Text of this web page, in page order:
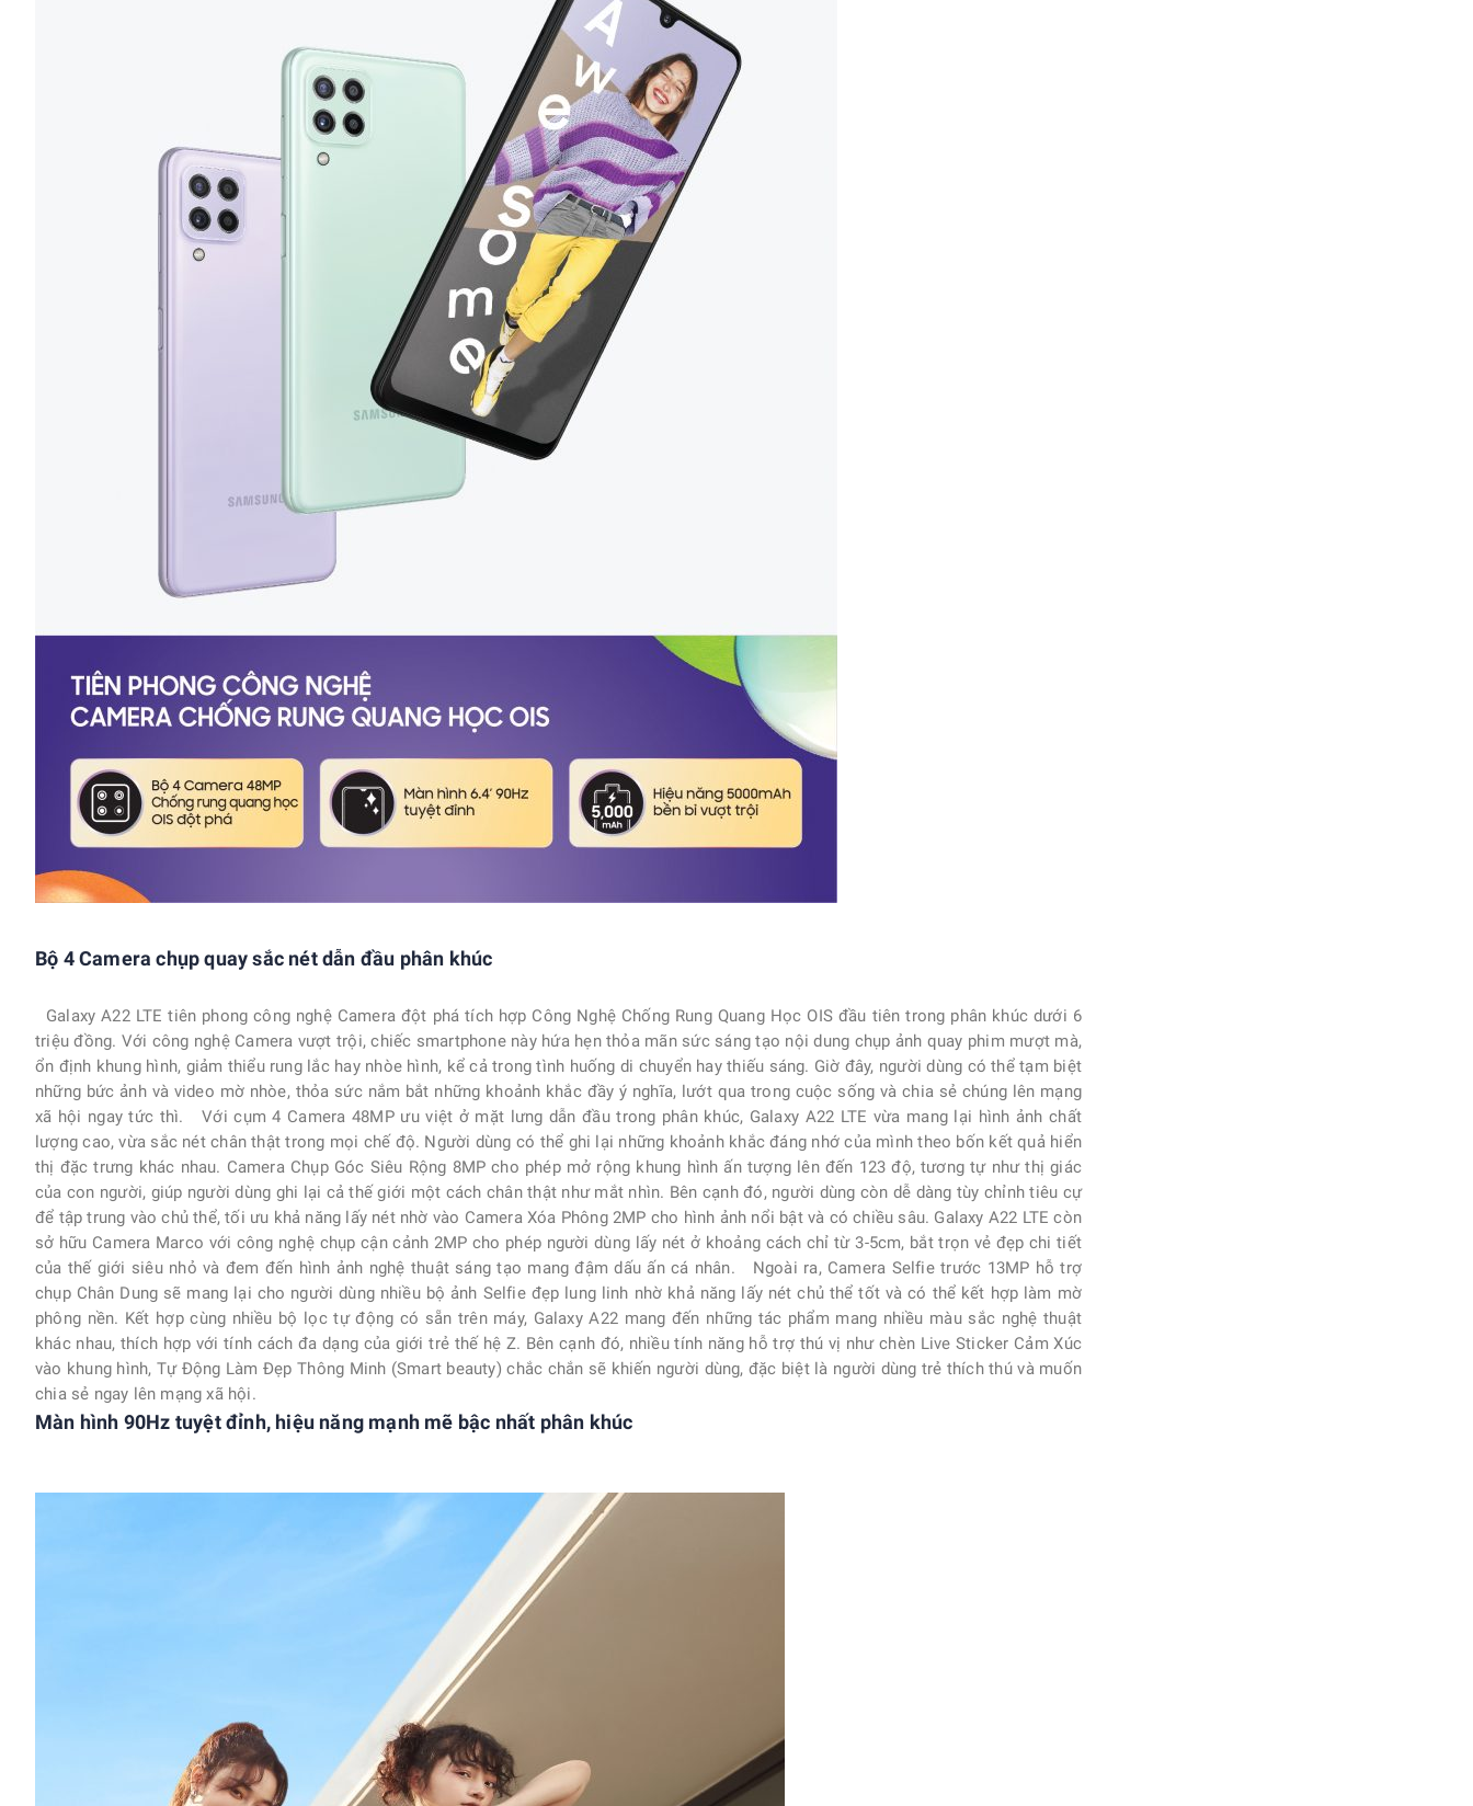
Bộ 4 Camera chụp quay sắc nét dẫn đầu phân khúc
Galaxy A22 LTE tiên phong công nghệ Camera đột phá tích hợp Công Nghệ Chống Rung Quang Học OIS đầu tiên trong phân khúc dưới 6
triệu đồng. Với công nghệ Camera vượt trội, chiếc smartphone này hứa hẹn thỏa mãn sức sáng tạo nội dung chụp ảnh quay phim mượt mà,
ổn định khung hình, giảm thiểu rung lắc hay nhòe hình, kể cả trong tình huống di chuyển hay thiếu sáng. Giờ đây, người dùng có thể tạm biệt
những bức ảnh và video mờ nhòe, thỏa sức nắm bắt những khoảnh khắc đầy ý nghĩa, lướt qua trong cuộc sống và chia sẻ chúng lên mạng
xã hội ngay tức thì. Với cụm 4 Camera 48MP ưu việt ở mặt lưng dẫn đầu trong phân khúc, Galaxy A22 LTE vừa mang lại hình ảnh chất
lượng cao, vừa sắc nét chân thật trong mọi chế độ. Người dùng có thể ghi lại những khoảnh khắc đáng nhớ của mình theo bốn kết quả hiển
thị đặc trưng khác nhau. Camera Chụp Góc Siêu Rộng 8MP cho phép mở rộng khung hình ấn tượng lên đến 123 độ, tương tự như thị giác
của con người, giúp người dùng ghi lại cả thế giới một cách chân thật như mắt nhìn. Bên cạnh đó, người dùng còn dễ dàng tùy chỉnh tiêu cự
để tập trung vào chủ thể, tối ưu khả năng lấy nét nhờ vào Camera Xóa Phông 2MP cho hình ảnh nổi bật và có chiều sâu. Galaxy A22 LTE còn
sở hữu Camera Marco với công nghệ chụp cận cảnh 2MP cho phép người dùng lấy nét ở khoảng cách chỉ từ 3-5cm, bắt trọn vẻ đẹp chi tiết
của thế giới siêu nhỏ và đem đến hình ảnh nghệ thuật sáng tạo mang đậm dấu ấn cá nhân. Ngoài ra, Camera Selfie trước 13MP hỗ trợ
chụp Chân Dung sẽ mang lại cho người dùng nhiều bộ ảnh Selfie đẹp lung linh nhờ khả năng lấy nét chủ thể tốt và có thể kết hợp làm mờ
phông nền. Kết hợp cùng nhiều bộ lọc tự động có sẵn trên máy, Galaxy A22 mang đến những tác phẩm mang nhiều màu sắc nghệ thuật
khác nhau, thích hợp với tính cách đa dạng của giới trẻ thế hệ Z. Bên cạnh đó, nhiều tính năng hỗ trợ thú vị như chèn Live Sticker Cảm Xúc
vào khung hình, Tự Động Làm Đẹp Thông Minh (Smart beauty) chắc chắn sẽ khiến người dùng, đặc biệt là người dùng trẻ thích thú và muốn
chia sẻ ngay lên mạng xã hội.
Màn hình 90Hz tuyệt đỉnh, hiệu năng mạnh mẽ bậc nhất phân khúc